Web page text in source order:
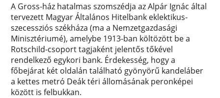
A Gross-ház hatalmas szomszédja az Alpár Ignác által
tervezett Magyar Általános Hitelbank eklektikus-
szecessziós székháza (ma a Nemzetgazdasági
Minisztériumé), amelybe 1913-ban költözött be a
Rotschild-csoport tagjaként jelentős tőkével
rendelkező egykori bank. Érdekesség, hogy a
főbejárat két oldalán található gyönyörű kandeláber
a kettes metró Deák téri állomásának peronképei
között is felbukkan.